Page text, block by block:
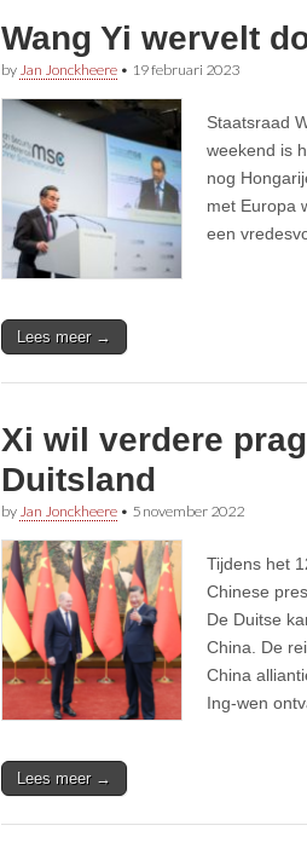
Wang Yi wervelt
by Jan Jonckheere • 19 februari 2023
Staatsraad
weekend is
nog
met Europa
een
Lees meer →
Xi wil verdere
Duitsland
by Jan Jonckheere • 5 november 2022
Tijdens het
Chinese
De Duitse
China. De
China
Ing-wen
Lees meer →